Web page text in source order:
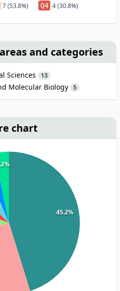
7 (53.8%) Q4 4 (30.8%)
and categories
Sciences 13
Molecular Biology 5
chart
45.2%